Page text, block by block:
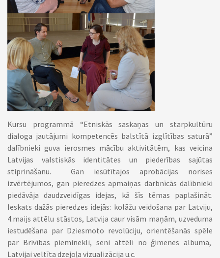
Kursu programmā “Etniskās saskaņas un starpkultūru
dialoga jautājumi kompetencēs balstītā izglītības saturā”
dalībnieki guva ierosmes mācību aktivitātēm, kas veicina
Latvijas valstiskās identitātes un piederības sajūtas
stiprināšanu. Gan iesūtītajos aprobācijas norises
izvērtējumos, gan pieredzes apmaiņas darbnīcās dalībnieki
piedāvāja daudzveidīgas idejas, kā šīs tēmas paplašināt.
Ieskats dažās pieredzes idejās: kolāžu veidošana par Latviju,
4.maijs attēlu stāstos, Latvija caur visām maņām, uzveduma
iestudēšana par Dziesmoto revolūciju, orientēšanās spēle
par Brīvības pieminekli, seni attēli no ģimenes albuma,
Latvijai veltīta dzejoļa vizualizācija u.c.